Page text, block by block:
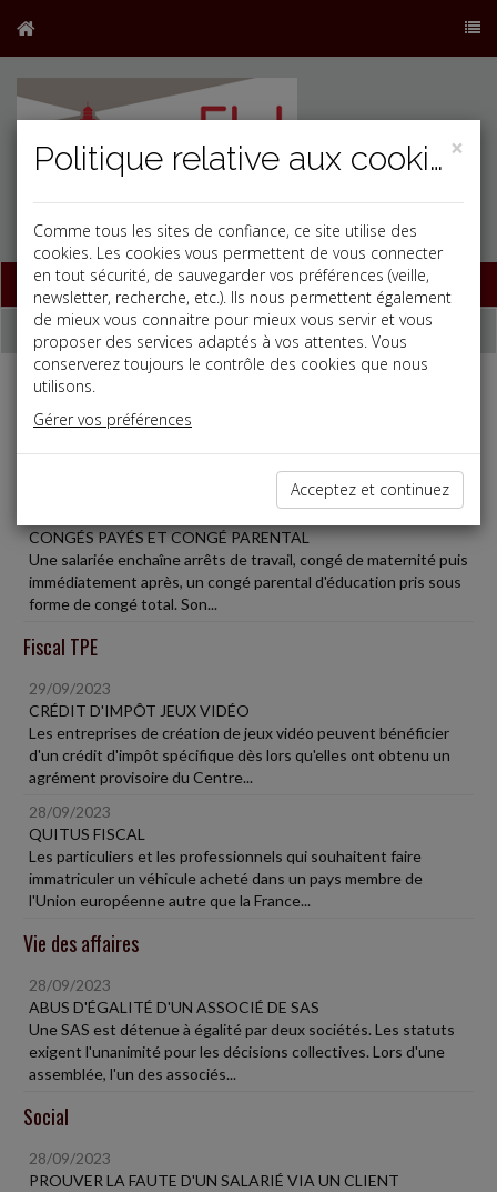
Base documentaire
Dépêches
Liste des dernières dépêches
CONGÉS PAYÉS ET CONGÉ PARENTAL
Une salariée enchaîne arrêts de travail, congé de maternité puis
immédiatement après, un congé parental d'éducation pris sous
forme de congé total. Son...
Fiscal TPE
29/09/2023
CRÉDIT D'IMPÔT JEUX VIDÉO
Les entreprises de création de jeux vidéo peuvent bénéficier
d'un crédit d'impôt spécifique dès lors qu'elles ont obtenu un
agrément provisoire du Centre...
28/09/2023
QUITUS FISCAL
Les particuliers et les professionnels qui souhaitent faire
immatriculer un véhicule acheté dans un pays membre de
l'Union européenne autre que la France...
Vie des affaires
28/09/2023
ABUS D'ÉGALITÉ D'UN ASSOCIÉ DE SAS
Une SAS est détenue à égalité par deux sociétés. Les statuts
exigent l'unanimité pour les décisions collectives. Lors d'une
assemblée, l'un des associés...
Social
28/09/2023
PROUVER LA FAUTE D'UN SALARIÉ VIA UN CLIENT
×
Politique relative aux cookies
Comme tous les sites de confiance, ce site utilise des
cookies. Les cookies vous permettent de vous connecter
en tout sécurité, de sauvegarder vos préférences (veille,
newsletter, recherche, etc.). Ils nous permettent également
de mieux vous connaitre pour mieux vous servir et vous
proposer des services adaptés à vos attentes. Vous
conserverez toujours le contrôle des cookies que nous
utilisons.
Gérer vos préférences
Acceptez et continuez